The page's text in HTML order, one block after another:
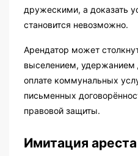
дружескими, а доказать
становится невозможно.
Арендатор может
выселением, удержанием
оплате коммунальных
письменных
правовой защиты.
Имитация